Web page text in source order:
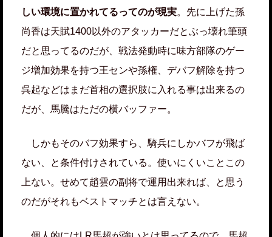
しい環境に置かれてるってのが現実。先に上げた孫
尚香は天賦1400以外のアタッカーだとぶっ壊れ筆頭
だと思ってるのだが、戦法発動時に味方部隊のゲー
ジ増加効果を持つ王センや孫権、デバフ解除を持つ
呉起などはまだ首相の選択肢に入れる事は出来るの
だが、馬騰はただの横バッファー。
しかもそのバフ効果すら、騎兵にしかバフが飛ば
ない、と条件付けされている。使いにくいことこの
上ない。せめて趙雲の副将で運用出来れば、と思う
のだがそれもベストマッチとは言えない。